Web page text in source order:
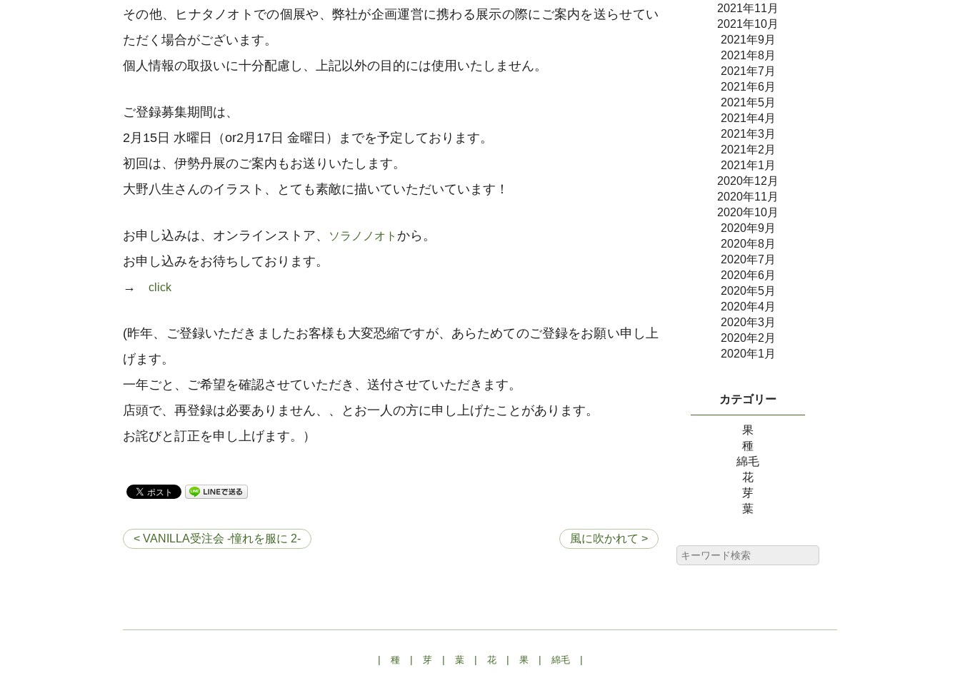
その他、ヒナタノオトでの個展や、弊社が企画運営に携わる展示の際にご案内を送らせてい
ただく場合がございます。
個人情報の取扱いに十分配慮し、上記以外の目的には使用いたしません。
ご登録募集期間は、
2月15日 水曜日（or2月17日 金曜日）までを予定しております。
初回は、伊勢丹展のご案内もお送りいたします。
大野八生さんのイラスト、とても素敵に描いていただいています！
お申し込みは、オンラインストア、 ソラノノオト から。
お申し込みをお待ちしております。
→ click
(昨年、ご登録いただきましたお客様も大変恐縮ですが、あらためてのご登録をお願い申し上
げます。
一年ごと、ご希望を確認させていただき、送付させていただきます。
店頭で、再登録は必要ありません、、とお一人の方に申し上げたことがあります。
お詫びと訂正を申し上げます。）
< VANILLA受注会 -憧れを服に 2- 風に吹かれて >
2021年11月
2021年10月
2021年9月
2021年8月
2021年7月
2021年6月
2021年5月
2021年4月
2021年3月
2021年2月
2021年1月
2020年12月
2020年11月
2020年10月
2020年9月
2020年8月
2020年7月
2020年6月
2020年5月
2020年4月
2020年3月
2020年2月
2020年1月
カテゴリー
果
種
綿毛
花
芽
葉
| 種| 芽| 葉| 花| 果| 綿毛|